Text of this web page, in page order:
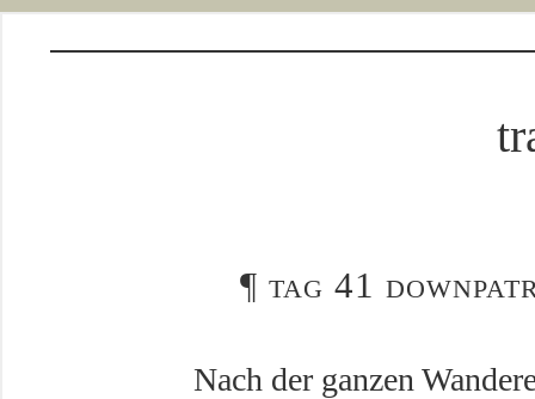
¶ tag 41
Nach der ganzen